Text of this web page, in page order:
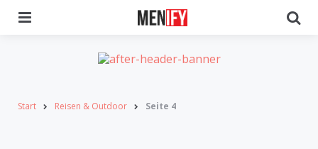
Start Reisen & Outdoor Seite 4